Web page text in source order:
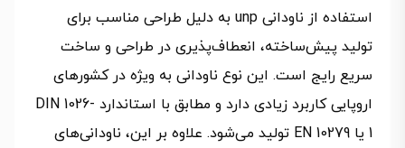
استفاده از ناودانی unp به دلیل طراحی مناسب برای
تولید پیش‌ساخته، انعطاف‌پذیری در طراحی و ساخت
سریع رایج است. این نوع ناودانی به ویژه در کشورهای
اروپایی کاربرد زیادی دارد و مطابق با استاندارد DIN 1026-
1 یا EN 10279 تولید می‌شود. علاوه بر این، ناودانی‌های